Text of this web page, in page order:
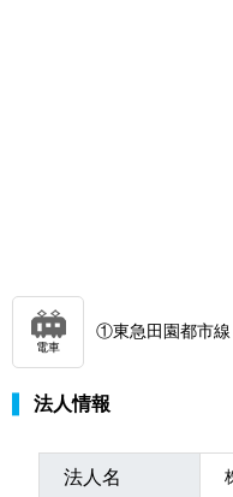
電車
①東急田園都市線
法人情報
法人名